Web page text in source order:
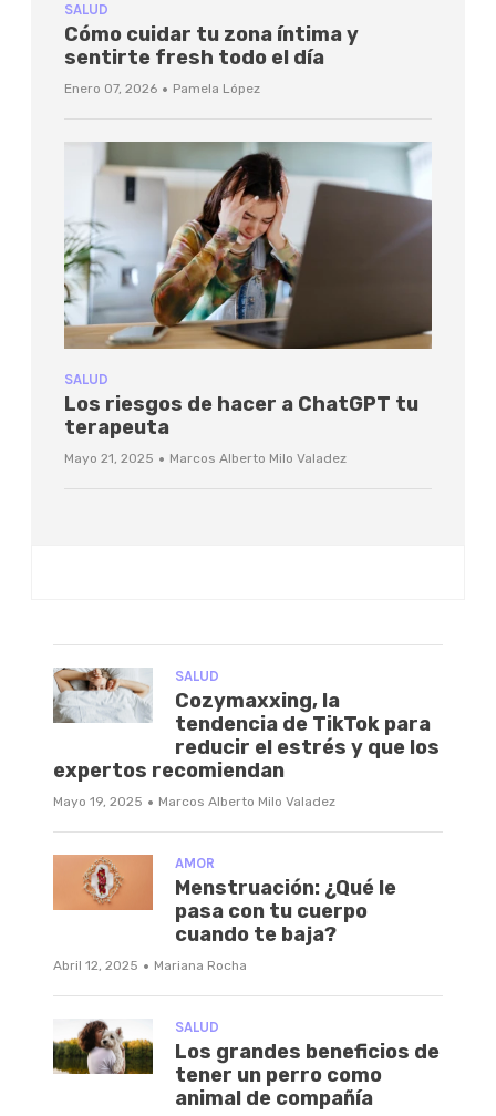
SALUD
Cómo cuidar tu zona íntima y
sentirte fresh todo el día
Enero 07, 2026 · Pamela López
SALUD
Los riesgos de hacer a ChatGPT tu
terapeuta
Mayo 21, 2025 · Marcos Alberto Milo Valadez
SALUD
Cozymaxxing, la
tendencia de TikTok para
reducir el estrés y que los
expertos recomiendan
Mayo 19, 2025 · Marcos Alberto Milo Valadez
AMOR
Menstruación: ¿Qué le
pasa con tu cuerpo
cuando te baja?
Abril 12, 2025 · Mariana Rocha
SALUD
Los grandes beneficios de
tener un perro como
animal de compañía